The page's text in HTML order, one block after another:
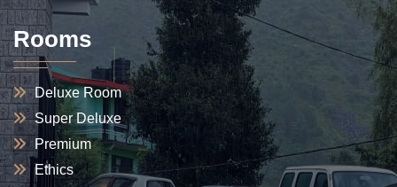
Rooms
Deluxe Room
Super Deluxe
Premium
Ethics